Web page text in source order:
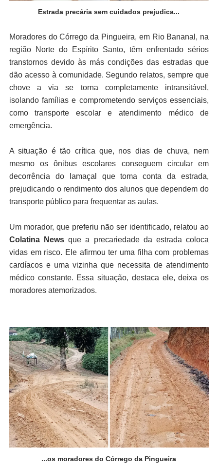
Estrada precária sem cuidados prejudica...
Moradores do Córrego da Pingueira, em Rio Bananal, na
região Norte do Espírito Santo, têm enfrentado sérios
transtornos devido às más condições das estradas que
dão acesso à comunidade. Segundo relatos, sempre que
chove a via se torna completamente intransitável,
isolando famílias e comprometendo serviços essenciais,
como transporte escolar e atendimento médico de
emergência.
A situação é tão crítica que, nos dias de chuva, nem
mesmo os ônibus escolares conseguem circular em
decorrência do lamaçal que toma conta da estrada,
prejudicando o rendimento dos alunos que dependem do
transporte público para frequentar as aulas.
Um morador, que preferiu não ser identificado, relatou ao
Colatina News que a precariedade da estrada coloca
vidas em risco. Ele afirmou ter uma filha com problemas
cardíacos e uma vizinha que necessita de atendimento
médico constante. Essa situação, destaca ele, deixa os
moradores atemorizados.
...os moradores do Córrego da Pingueira